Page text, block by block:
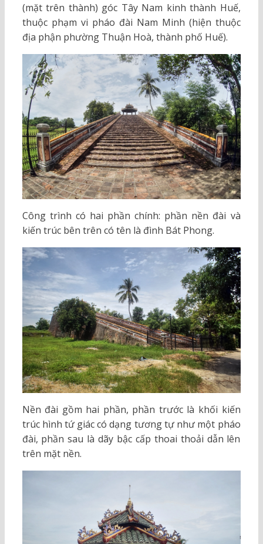
(mặt trên thành) góc Tây Nam kinh thành Huế,
thuộc phạm vi pháo đài Nam Minh (hiện thuộc
địa phận phường Thuận Hoà, thành phố Huế).
Công trình có hai phần chính: phần nền đài và
kiến trúc bên trên có tên là đình Bát Phong.
Nền đài gồm hai phần, phần trước là khối kiến
trúc hình tứ giác có dạng tương tự như một pháo
đài, phần sau là dãy bậc cấp thoai thoải dẫn lên
trên mặt nền.